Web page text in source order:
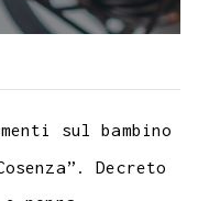
sul bambino
Decreto